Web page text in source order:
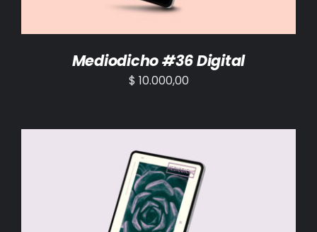
Mediodicho #36 Digital
$ 10.000,00
AÑADIR AL CARRITO /